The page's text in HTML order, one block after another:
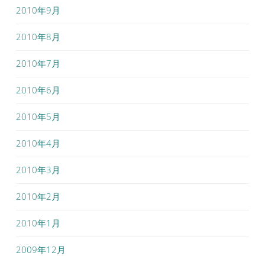
2010年9月
2010年8月
2010年7月
2010年6月
2010年5月
2010年4月
2010年3月
2010年2月
2010年1月
2009年12月